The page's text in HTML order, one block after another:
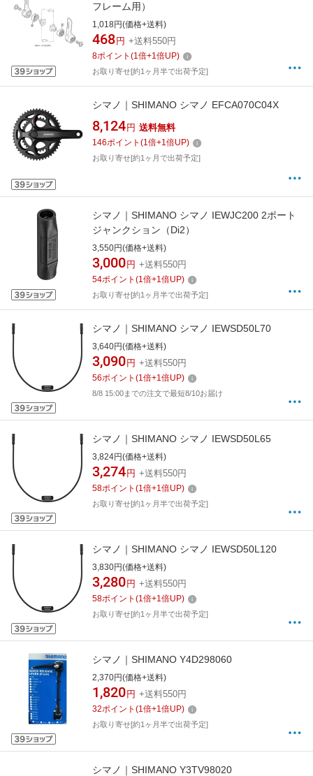
フレーム用）
1,018円(価格+送料)
468 円 +送料550円
8ポイント (1倍+1倍UP)
お取り寄せ[約1ヶ月半で出荷予定]
シマノ｜SHIMANO シマノ EFCA070C04X
8,124 円 送料無料
146ポイント (1倍+1倍UP)
お取り寄せ[約1ヶ月で出荷予定]
シマノ｜SHIMANO シマノ IEWJC200 2ポート
ジャンクション（Di2）
3,550円(価格+送料)
3,000 円 +送料550円
54ポイント (1倍+1倍UP)
お取り寄せ[約1ヶ月半で出荷予定]
シマノ｜SHIMANO シマノ IEWSD50L70
3,640円(価格+送料)
3,090 円 +送料550円
56ポイント (1倍+1倍UP)
8/8 15:00までの注文で最短8/10お届け
シマノ｜SHIMANO シマノ IEWSD50L65
3,824円(価格+送料)
3,274 円 +送料550円
58ポイント (1倍+1倍UP)
お取り寄せ[約1ヶ月半で出荷予定]
シマノ｜SHIMANO シマノ IEWSD50L120
3,830円(価格+送料)
3,280 円 +送料550円
58ポイント (1倍+1倍UP)
お取り寄せ[約1ヶ月半で出荷予定]
シマノ｜SHIMANO Y4D298060
2,370円(価格+送料)
1,820 円 +送料550円
32ポイント (1倍+1倍UP)
お取り寄せ[約1ヶ月半で出荷予定]
シマノ｜SHIMANO Y3TV98020